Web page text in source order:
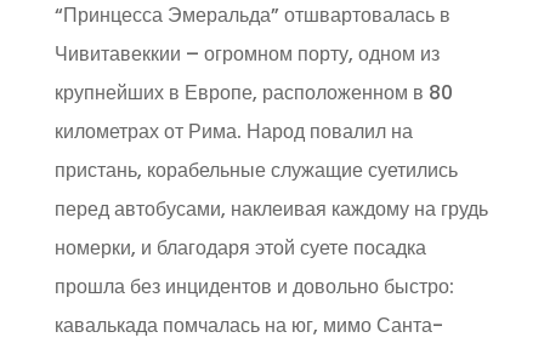
“Принцесса Эмеральда” отшвартовалась в
Чивитавеккии – огромном порту, одном из
крупнейших в Европе, расположенном в 80
километрах от Рима. Народ повалил на
пристань, корабельные служащие суетились
перед автобусами, наклеивая каждому на грудь
номерки, и благодаря этой суете посадка
прошла без инцидентов и довольно быстро:
кавалькада помчалась на юг, мимо Санта-